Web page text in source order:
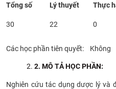
Tổng số Lý thuyết Thực
30 22 0
Các học phần tiên quyết: Không
2. MÔ TẢ HỌC PHẦN:
Nghiên cứu tác dụng dược lý và